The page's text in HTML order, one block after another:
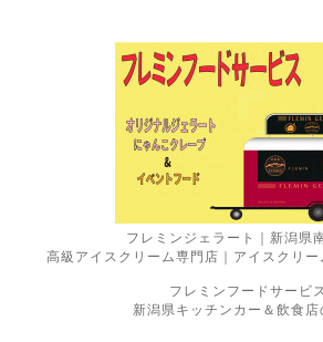
フレミンジェラート｜新潟県
高級アイスクリーム専門店｜アイスクリ
フレミンフードサービ
新潟県キッチンカー＆飲食店